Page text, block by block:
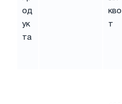
од
ук
та
кво
т